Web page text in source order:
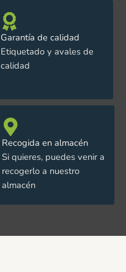
Garantía de calidad
Etiquetado y avales de
calidad
Recogida en almacén
Si quieres, puedes venir a
recogerlo a nuestro
almacén